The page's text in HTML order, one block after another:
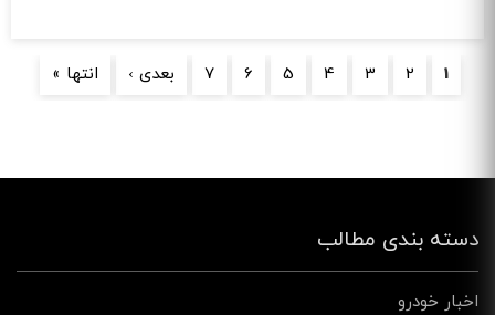
صفحه‌ها
1
2
3
4
5
6
7 بعدی › انتها »
دسته بندی مطالب
اخبار خودرو